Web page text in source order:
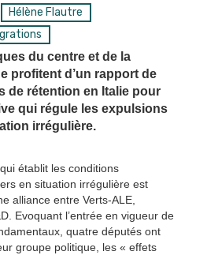
Hélène Flautre
du centre et de la
profitent d’un rapport de
de rétention en Italie pour
qui régule les expulsions
irrégulière.
établit les conditions
en situation irrégulière est
alliance entre Verts-ALE,
Evoquant l’entrée en vigueur de
quatre députés ont
groupe politique, les « effets